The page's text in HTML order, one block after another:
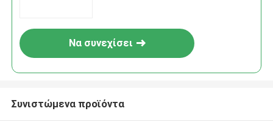
Να συνεχίσει
Συνιστώμενα προϊόντα